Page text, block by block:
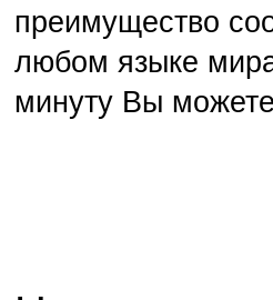
преимущество
любом языке
минуту Вы